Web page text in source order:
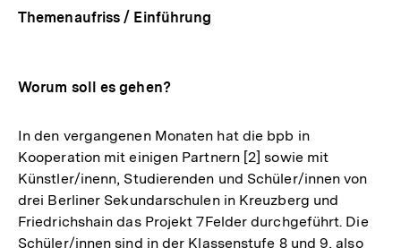
Themenaufriss / Einführung
Worum soll es gehen?
In den vergangenen Monaten hat die bpb in
Kooperation mit einigen Partnern [2] sowie mit
Künstler/inenn, Studierenden und Schüler/innen von
drei Berliner Sekundarschulen in Kreuzberg und
Friedrichshain das Projekt 7Felder durchgeführt. Die
Schüler/innen sind in der Klassenstufe 8 und 9, also